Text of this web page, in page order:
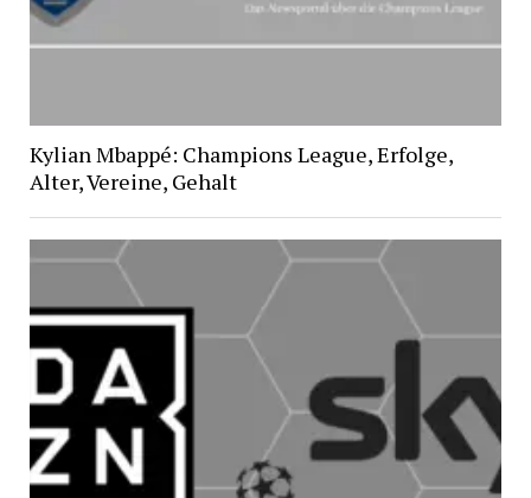
Kylian Mbappé: Champions League, Erfolge,
Alter, Vereine, Gehalt